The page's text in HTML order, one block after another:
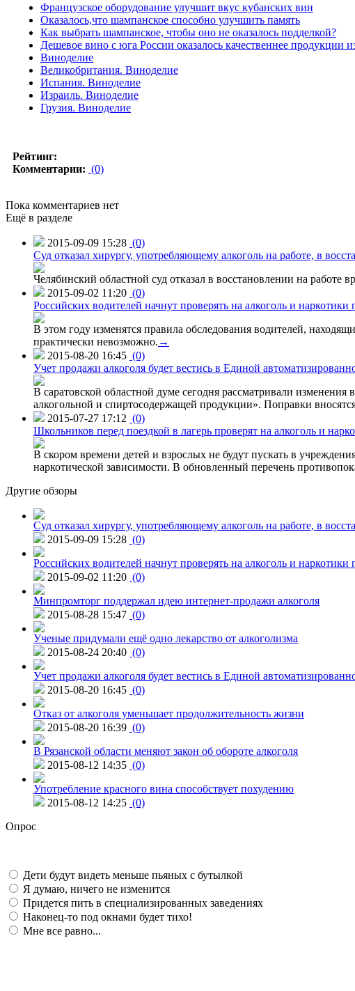
Французское оборудование улучшит вкус кубанских вин
Оказалось,что шампанское способно улучшить память
Как выбрать шампанское, чтобы оно не оказалось подделкой?
Дешевое вино с юга России оказалось качественнее продукции
Виноделие
Великобритания. Виноделие
Испания. Виноделие
Израиль. Виноделие
Грузия. Виноделие
Рейтинг:
Комментарии: (0)
Пока комментариев нет
Ещё в разделе
2015-09-09 15:28 (0)
Суд отказал хирургу, употребляющему алкоголь на работе, в
Челябинский областной суд отказал в восстановлении на работе
2015-09-02 11:20 (0)
Российских водителей начнут проверять на алкоголь и наркотики
В этом году изменятся правила обследования водителей,
практически невозможно. →
2015-08-20 16:45 (0)
Учет продажи алкоголя будет вестись в Единой
В саратовской областной думе сегодня рассматривали
алкогольной и спиртосодержащей продукции». Поправки
2015-07-27 17:12 (0)
Школьников перед поездкой в лагерь проверят на алкоголь и
В скором времени детей и взрослых не будут пускать в
наркотической зависимости. В обновленный перечень
Другие обзоры
Суд отказал хирургу, употребляющему алкоголь на работе, в
2015-09-09 15:28 (0)
Российских водителей начнут проверять на алкоголь и наркотики
2015-09-02 11:20 (0)
Минпромторг поддержал идею интернет-продажи алкоголя
2015-08-28 15:47 (0)
Ученые придумали ещё одно лекарство от алкоголизма
2015-08-24 20:40 (0)
Учет продажи алкоголя будет вестись в Единой
2015-08-20 16:45 (0)
Отказ от алкоголя уменьшает продолжительность жизни
2015-08-20 16:39 (0)
В Рязанской области меняют закон об обороте алкоголя
2015-08-12 14:35 (0)
Употребление красного вина способствует похудению
2015-08-12 14:25 (0)
Опрос
Дети будут видеть меньше пьяных с бутылкой
Я думаю, ничего не изменится
Придется пить в специализированных заведениях
Наконец-то под окнами будет тихо!
Мне все равно...